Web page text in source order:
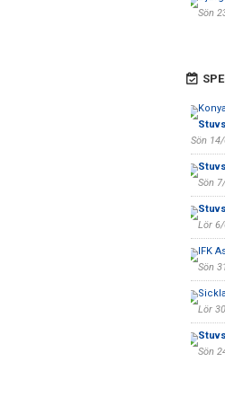
Sön
Sön
Sön
Lör
IFK
Sön
Lör
Sön